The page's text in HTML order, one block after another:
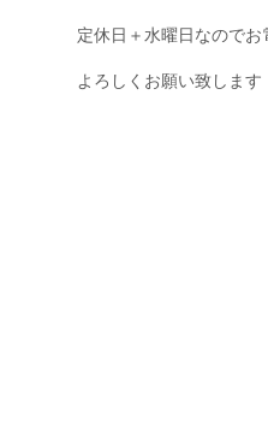
定休日＋水曜日なので
よろしくお願い致します